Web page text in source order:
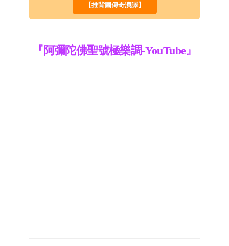
【推背圖傳奇演譯】
『阿彌陀佛聖號極樂調-YouTube』